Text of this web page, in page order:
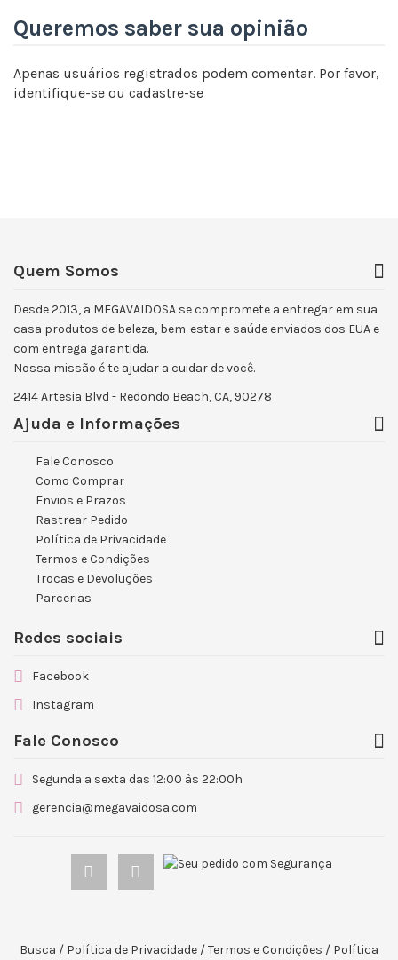
Queremos saber sua opinião
Apenas usuários registrados podem comentar. Por favor,
identifique-se ou cadastre-se
Quem Somos
Desde 2013, a MEGAVAIDOSA se compromete a entregar em sua
casa produtos de beleza, bem-estar e saúde enviados dos EUA e
com entrega garantida.
Nossa missão é te ajudar a cuidar de você.
2414 Artesia Blvd - Redondo Beach, CA, 90278
Ajuda e Informações
Fale Conosco
Como Comprar
Envios e Prazos
Rastrear Pedido
Política de Privacidade
Termos e Condições
Trocas e Devoluções
Parcerias
Redes sociais
Facebook
Instagram
Fale Conosco
Segunda a sexta das 12:00 às 22:00h
gerencia@megavaidosa.com
Busca / Política de Privacidade /Termos e Condições / Política